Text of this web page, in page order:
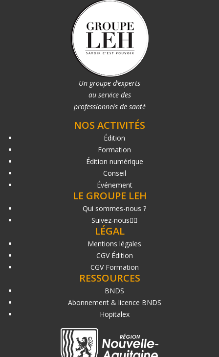
Un groupe d’experts
au service des
professionnels de santé
NOS ACTIVITÉS
Édition
Formation
Édition numérique
Conseil
Événement
LE GROUPE LEH
Qui sommes-nous ?
Suivez-nous
LÉGAL
Mentions légales
CGV Édition
CGV Formation
RESSOURCES
BNDS
Abonnement & licence BNDS
Hopitalex